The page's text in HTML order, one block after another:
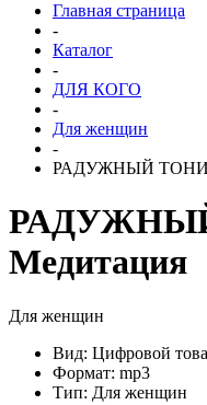
Главная страница
-
Каталог
-
ДЛЯ КОГО
-
Для женщин
-
РАДУЖНЫЙ
Медитация
Для женщин
Вид: Цифровой
Формат: mp3
Тип: Для женщин